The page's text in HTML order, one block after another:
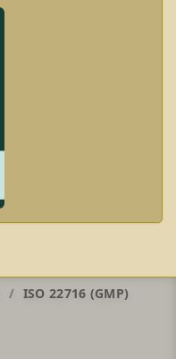
ISO 22716 (GMP)